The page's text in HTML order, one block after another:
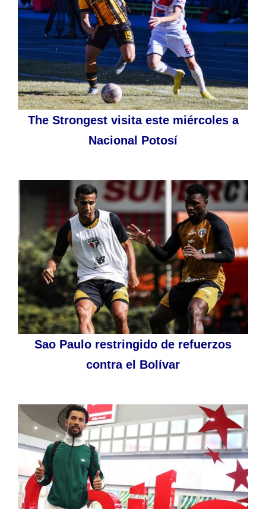
The Strongest visita este miércoles a
Nacional Potosí
Sao Paulo restringido de refuerzos
contra el Bolívar